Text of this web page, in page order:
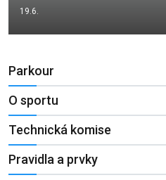
19.6.
Parkour
O sportu
Technická komise
Pravidla a prvky